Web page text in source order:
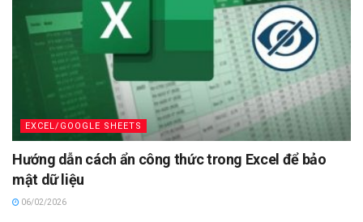
EXCEL/GOOGLE SHEETS
Hướng dẫn cách ẩn công thức trong Excel để bảo
mật dữ liệu
06/02/2026